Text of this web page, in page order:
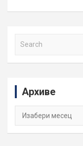
Архиве
Архиве